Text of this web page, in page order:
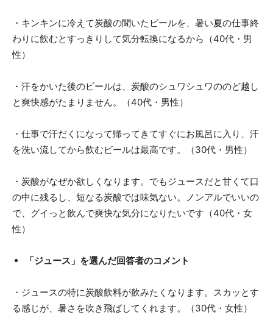
・キンキンに冷えて炭酸の聞いたビールを、暑い夏の仕事終
わりに飲むとすっきりして気分転換になるから（40代・男
性）
・汗をかいた後のビールは、炭酸のシュワシュワののど越し
と爽快感がたまりません。（40代・男性）
・仕事で汗だくになって帰ってきてすぐにお風呂に入り、汗
を洗い流してから飲むビールは最高です。（30代・男性）
・炭酸がなぜか欲しくなります。でもジュースだと甘くて口
の中に残るし、短なる炭酸では味気ない。ノンアルでいいの
で、グイっと飲んで爽快な気分になりたいです（40代・女
性）
「ジュース」を選んだ回答者のコメント
・ジュースの特に炭酸飲料が飲みたくなります。スカッとす
る感じが、暑さを吹き飛ばしてくれます。（30代・女性）